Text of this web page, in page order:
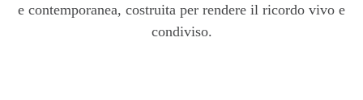
e contemporanea, costruita per rendere il ricordo vivo e
condiviso.